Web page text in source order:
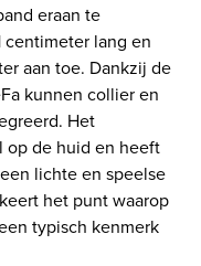
eraan te
centimeter lang en
aan toe. Dankzij de
kunnen collier en
Het
op de huid en heeft
lichte en speelse
het punt waarop
typisch kenmerk